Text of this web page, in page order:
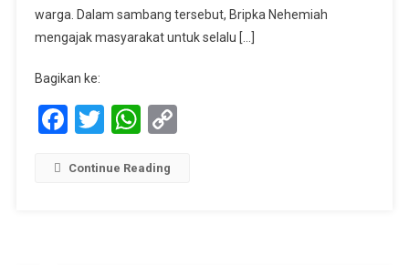
warga. Dalam sambang tersebut, Bripka Nehemiah
mengajak masyarakat untuk selalu […]
Bagikan ke:
Facebook
TwitterWhatsApp
Copy
Continue Reading